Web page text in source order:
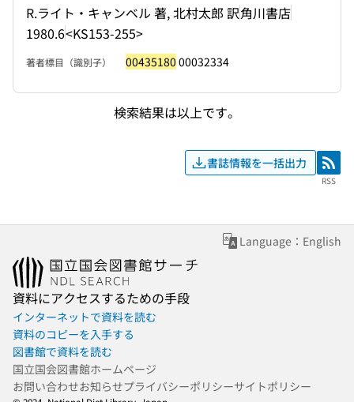
R.ライト・キャンベル 著, 北村太郎 訳角川書店
1980.6<KS153-255>
著者標目（識別子） 00435180 00032334
検索結果は以上です。
書誌情報を一括出力 RSS
RSS
Language：English
資料にアクセスするための手段
インターネットで資料を読む
資料のコピーを入手する
図書館で資料を読む
国立国会図書館ホームページ
お問い合わせお知らせプライバシーポリシーサイトポリシー